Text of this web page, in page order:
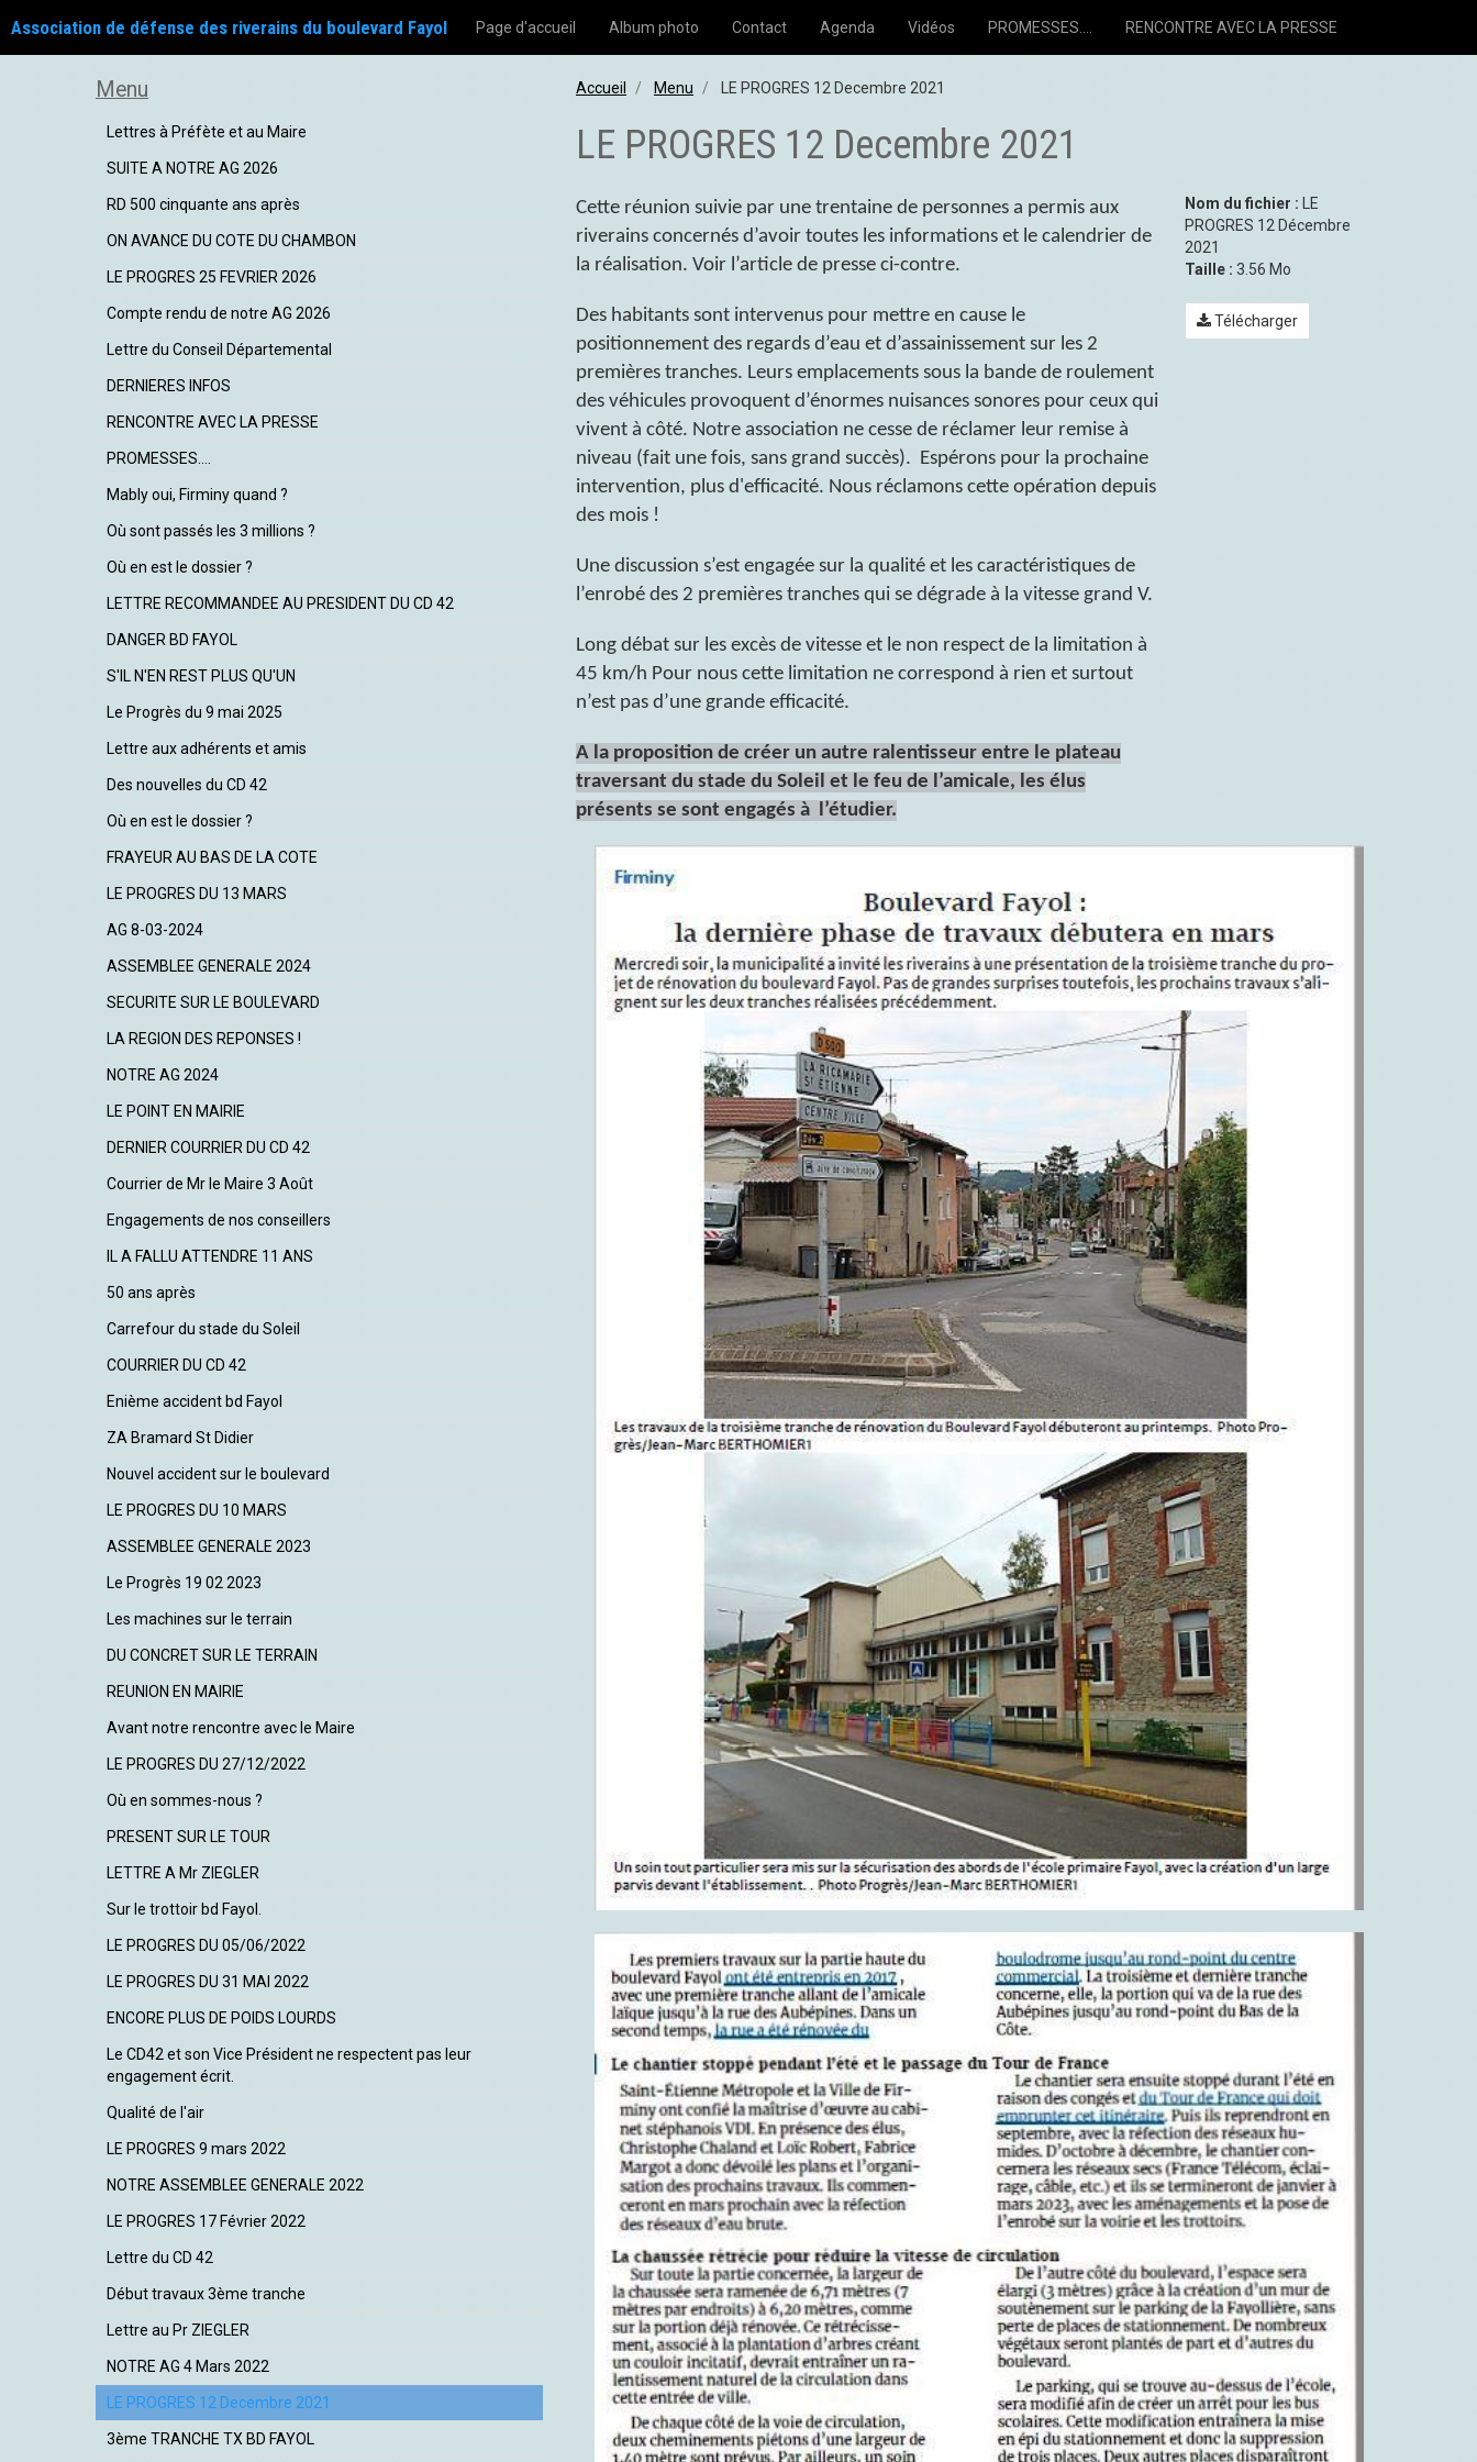
Association de défense des riverains du boulevard Fayol Page d'accueil Album photo Contact Agenda Vidéos PROMESSES.... RENCONTRE AVEC LA PRESSE
Accueil Menu LE PROGRES 12 Decembre 2021
LE PROGRES 12 Decembre 2021
Cette réunion suivie par une trentaine de personnes a permis aux
riverains concernés d’avoir toutes les informations et le calendrier de
la réalisation. Voir l’article de presse ci-contre.
Des habitants sont intervenus pour mettre en cause le
positionnement des regards d’eau et d’assainissement sur les 2
premières tranches. Leurs emplacements sous la bande de roulement
des véhicules provoquent d’énormes nuisances sonores pour ceux qui
vivent à côté. Notre association ne cesse de réclamer leur remise à
niveau (fait une fois, sans grand succès). Espérons pour la prochaine
intervention, plus d'efficacité. Nous réclamons cette opération depuis
des mois !
Une discussion s’est engagée sur la qualité et les caractéristiques de
l’enrobé des 2 premières tranches qui se dégrade à la vitesse grand V.
Long débat sur les excès de vitesse et le non respect de la limitation à
45 km/h Pour nous cette limitation ne correspond à rien et surtout
n’est pas d’une grande efficacité.
A la proposition de créer un autre ralentisseur entre le plateau
traversant du stade du Soleil et le feu de l’amicale, les élus
présents se sont engagés à l’étudier.
Nom du fichier : LE
PROGRES 12 Décembre
2021
Taille : 3.56 Mo
Télécharger
Menu
Lettres à Préfète et au Maire
SUITE A NOTRE AG 2026
RD 500 cinquante ans après
ON AVANCE DU COTE DU CHAMBON
LE PROGRES 25 FEVRIER 2026
Compte rendu de notre AG 2026
Lettre du Conseil Départemental
DERNIERES INFOS
RENCONTRE AVEC LA PRESSE
PROMESSES....
Mably oui, Firminy quand ?
Où sont passés les 3 millions ?
Où en est le dossier ?
LETTRE RECOMMANDEE AU PRESIDENT DU CD 42
DANGER BD FAYOL
S'IL N'EN REST PLUS QU'UN
Le Progrès du 9 mai 2025
Lettre aux adhérents et amis
Des nouvelles du CD 42
Où en est le dossier ?
FRAYEUR AU BAS DE LA COTE
LE PROGRES DU 13 MARS
AG 8-03-2024
ASSEMBLEE GENERALE 2024
SECURITE SUR LE BOULEVARD
LA REGION DES REPONSES !
NOTRE AG 2024
LE POINT EN MAIRIE
DERNIER COURRIER DU CD 42
Courrier de Mr le Maire 3 Août
Engagements de nos conseillers
IL A FALLU ATTENDRE 11 ANS
50 ans après
Carrefour du stade du Soleil
COURRIER DU CD 42
Enième accident bd Fayol
ZA Bramard St Didier
Nouvel accident sur le boulevard
LE PROGRES DU 10 MARS
ASSEMBLEE GENERALE 2023
Le Progrès 19 02 2023
Les machines sur le terrain
DU CONCRET SUR LE TERRAIN
REUNION EN MAIRIE
Avant notre rencontre avec le Maire
LE PROGRES DU 27/12/2022
Où en sommes-nous ?
PRESENT SUR LE TOUR
LETTRE A Mr ZIEGLER
Sur le trottoir bd Fayol.
LE PROGRES DU 05/06/2022
LE PROGRES DU 31 MAI 2022
ENCORE PLUS DE POIDS LOURDS
Le CD42 et son Vice Président ne respectent pas leur
engagement écrit.
Qualité de l'air
LE PROGRES 9 mars 2022
NOTRE ASSEMBLEE GENERALE 2022
LE PROGRES 17 Février 2022
Lettre du CD 42
Début travaux 3ème tranche
Lettre au Pr ZIEGLER
NOTRE AG 4 Mars 2022
LE PROGRES 12 Decembre 2021
3ème TRANCHE TX BD FAYOL